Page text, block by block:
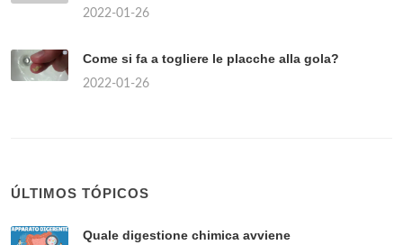
2022-01-26
Come si fa a togliere le placche alla gola?
2022-01-26
ÚLTIMOS TÓPICOS
Quale digestione chimica avviene